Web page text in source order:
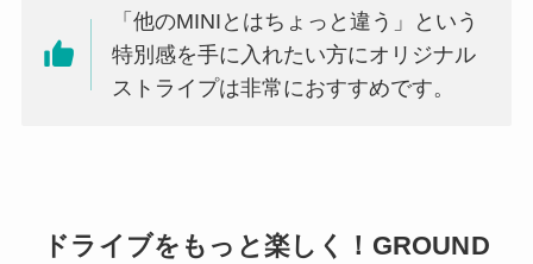
「他のMINIとはちょっと違う」という
特別感を手に入れたい方にオリジナル
ストライプは非常におすすめです。
ドライブをもっと楽しく！GROUND